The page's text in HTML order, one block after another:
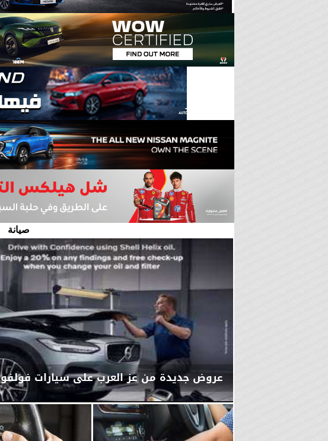
صيانة
عروض جديدة من عز العرب على سيارات فولفو
الإثنين، 16 ديسمبر 2024